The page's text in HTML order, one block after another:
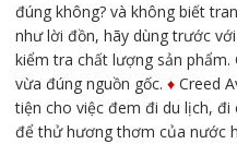
đúng không? và không biết
như lời đồn, hãy dùng trước
kiểm tra chất lượng sản
vừa đúng nguồn gốc. ♦️Creed
tiện cho việc đem đi du lịch, đi
để thử hương thơm của nước